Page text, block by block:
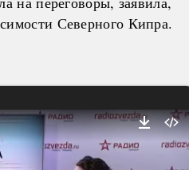
Северного Кипра.